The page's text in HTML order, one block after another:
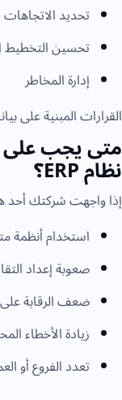
تحديد الاتجاهات
تحسين التخطيط
إدارة المخاطر
القرارات المبنية على
متى يجب على
نظام ERP؟
إذا واجهت شركتك أحد
استخدام أنظمة
صعوبة إعداد
ضعف الرقابة
زيادة الأخطاء
تعدد الفروع أو